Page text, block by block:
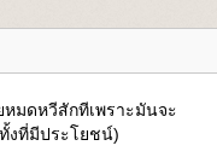
มดหวีสักทีเพราะมันจะ
งที่มีประโยชน์)